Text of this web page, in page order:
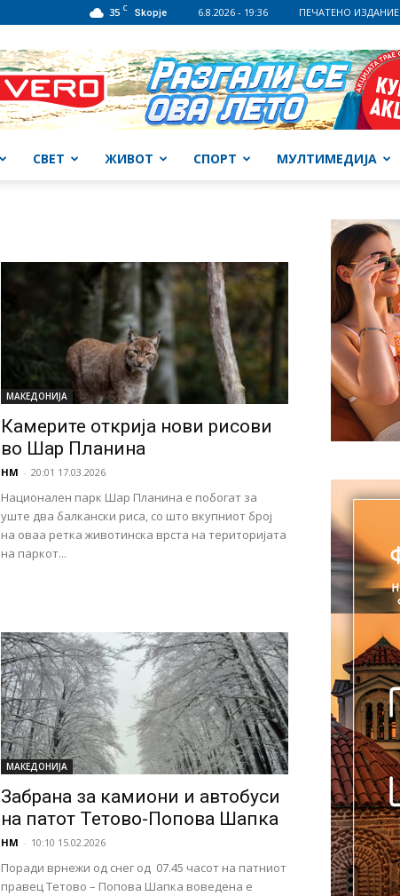
35 C Skopje 6.8.2026 - 19:36 ПЕЧАТЕНО ИЗДАНИЕ
СВЕТ ЖИВОТ СПОРТ МУЛТИМЕДИЈА
МАКЕДОНИЈА
Камерите открија нови рисови
во Шар Планина
НМ - 20:01 17.03.2026
Национален парк Шар Планина е побогат за
уште два балкански риса, со што вкупниот број
на оваа ретка животинска врста на територијата
на паркот...
МАКЕДОНИЈА
Забрана за камиони и автобуси
на патот Тетово-Попова Шапка
НМ - 10:10 15.02.2026
Поради врнежи од снег од 07.45 часот на патниот
правец Тетово – Попова Шапка воведена е